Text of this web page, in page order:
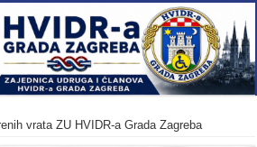
vrata ZU HVIDR-a Grada Zagreba